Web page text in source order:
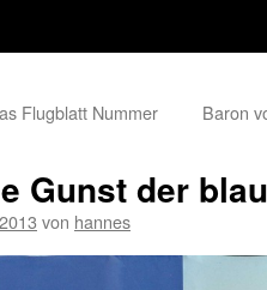
Flugblatt Nummer
Baron
Gunst der
von hannes